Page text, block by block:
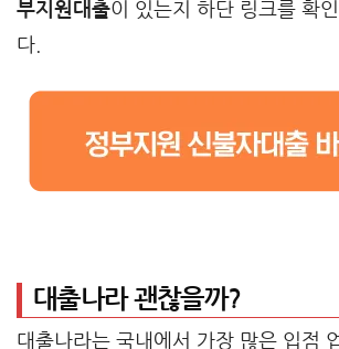
부지원대출이 있는지 하단 링크를 확
다.
대출나라 괜찮을까?
대출나라는 국내에서 가장 많은 입점